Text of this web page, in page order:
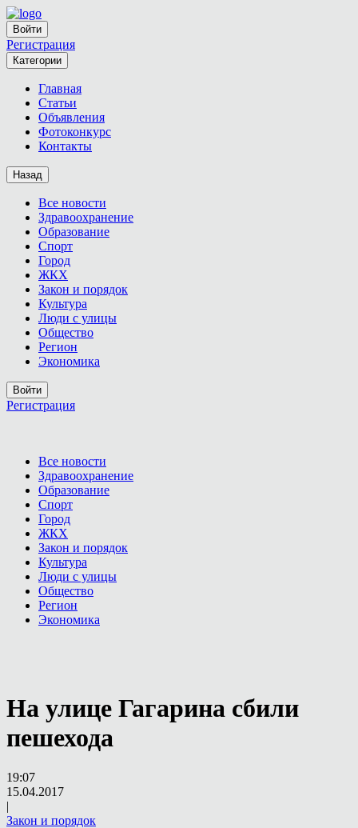
Войти
Регистрация
Категории
Главная
Статьи
Объявления
Фотоконкурс
Контакты
Назад
Все новости
Здравоохранение
Образование
Спорт
Город
ЖКХ
Закон и порядок
Культура
Люди с улицы
Общество
Регион
Экономика
Войти
Регистрация
Все новости
Здравоохранение
Образование
Спорт
Город
ЖКХ
Закон и порядок
Культура
Люди с улицы
Общество
Регион
Экономика
На улице Гагарина сбили
пешехода
19:07
15.04.2017
|
Закон и порядок